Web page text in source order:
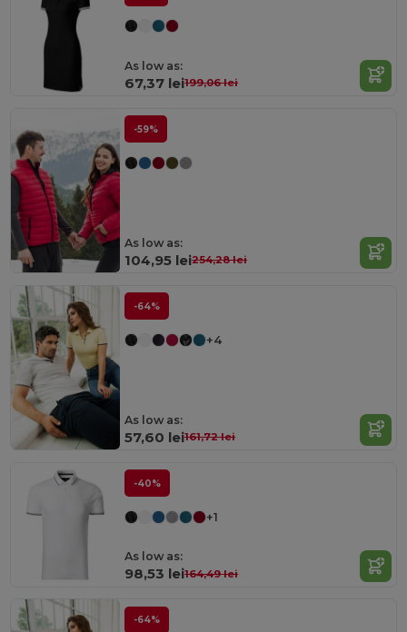
As low as:
67,37 lei199,06 lei
-59%
As low as:
104,95 lei254,28 lei
-64%
+4
As low as:
57,60 lei161,72 lei
-40%
+1
As low as:
98,53 lei164,49 lei
-64%